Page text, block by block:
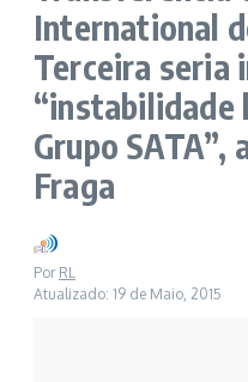
International
Terceira seria
“instabilidade
Grupo
Fraga
Por RL
Atualizado: 19 de Maio, 2015